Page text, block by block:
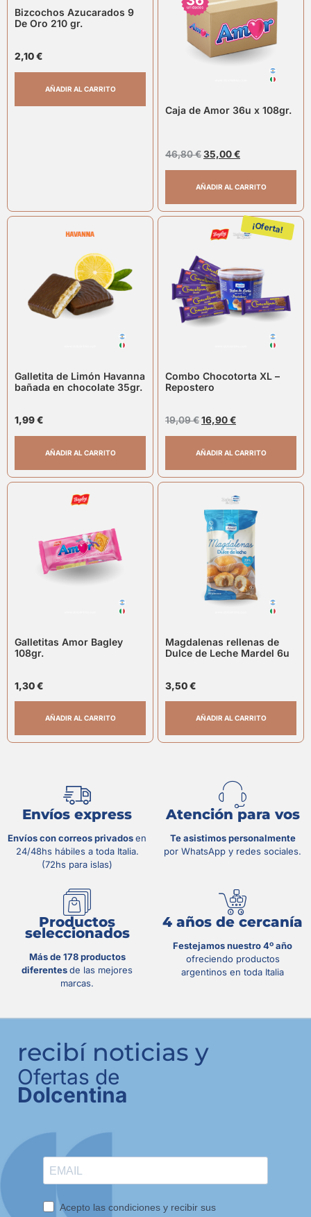
Bizcochos Azucarados 9
De Oro 210 gr.
2,10€
AÑADIR AL CARRITO
Caja de Amor 36u x 108gr.
46,80€35,00€
AÑADIR AL CARRITO
Galletita de Limón Havanna
bañada en chocolate 35gr.
1,99€
AÑADIR AL CARRITO
¡Oferta!
Combo Chocotorta XL –
Repostero
19,09€16,90€
AÑADIR AL CARRITO
Galletitas Amor Bagley
108gr.
1,30€
AÑADIR AL CARRITO
Magdalenas rellenas de
Dulce de Leche Mardel 6u
3,50€
AÑADIR AL CARRITO
Envíos express
Envíos con correos privadosen
24/48hs hábiles a toda Italia.
(72hs para islas)
Atención para vos
Te asistimos personalmente
por WhatsApp y redes sociales.
Productos
seleccionados
Más de 178 productos
diferentesde las mejores
marcas.
4 años de cercanía
Festejamos nuestro 4º año
ofreciendo productos
argentinos en toda Italia
recibí noticias y
Ofertas de
Dolcentina
Acepto las condiciones y recibir sus